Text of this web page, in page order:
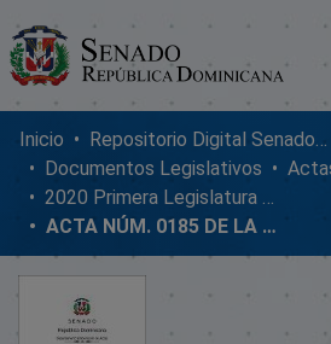
Comunidades
Glosario
Nosotros
Inicio
Repositorio Digital SenadoRD
Documentos Legislativos
2020 Primera Legislatura Ordinaria
ACTA NÚM. 0185 DE LA SESIÓN EXTRAORDINARIA DEL SENADO DE LA REPÚBLICA DOMINICANA, MIÉRCOLES 13 DE MAYO DE 2020